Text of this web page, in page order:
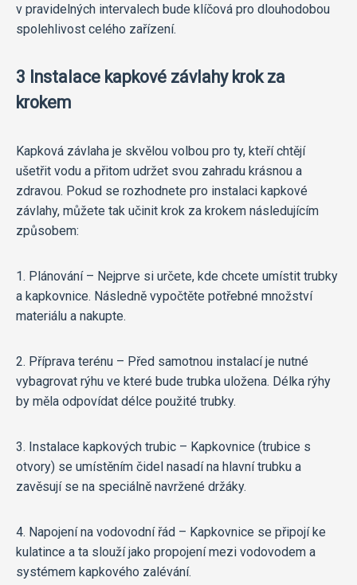
v pravidelných intervalech bude klíčová pro dlouhodobou
spolehlivost celého zařízení.
3 Instalace kapkové závlahy krok za
krokem
Kapková závlaha je skvělou volbou pro ty, kteří chtějí
ušetřit vodu a přitom udržet svou zahradu krásnou a
zdravou. Pokud se rozhodnete pro instalaci kapkové
závlahy, můžete tak učinit krok za krokem následujícím
způsobem:
1. Plánování – Nejprve si určete, kde chcete umístit trubky
a kapkovnice. Následně vypočtěte potřebné množství
materiálu a nakupte.
2. Příprava terénu – Před samotnou instalací je nutné
vybagrovat rýhu ve které bude trubka uložena. Délka rýhy
by měla odpovídat délce použité trubky.
3. Instalace kapkových trubic – Kapkovnice (trubice s
otvory) se umístěním čidel nasadí na hlavní trubku a
zavěsují se na speciálně navržené držáky.
4. Napojení na vodovodní řád – Kapkovnice se připojí ke
kulatince a ta slouží jako propojení mezi vodovodem a
systémem kapkového zalévání.